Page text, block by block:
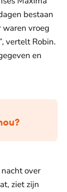
bestaan
waren vroeg
vertelt Robin.
en
over
ziet zijn